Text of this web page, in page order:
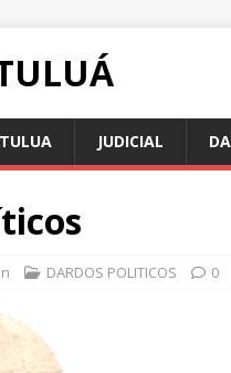
TULUA JUDICIAL
DARDOS POLITICOS 0